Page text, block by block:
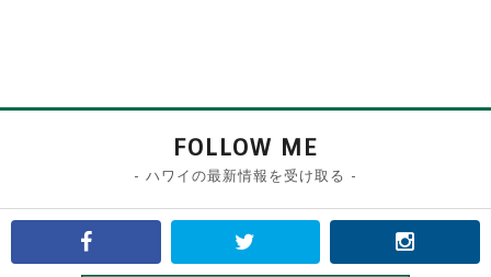
FOLLOW ME
- ハワイの最新情報を受け取る -